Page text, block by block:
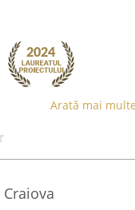
Arată mai